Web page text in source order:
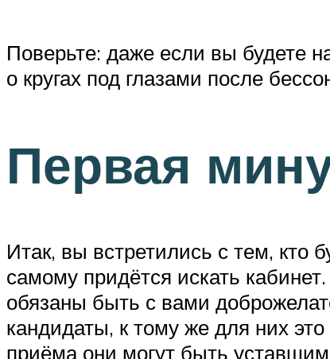
Поверьте: даже если вы будете
о кругах под глазами после
Первая
Итак, вы встретились с тем, кто
самому придётся искать
обязаны быть с вами
кандидаты, к тому же для них
приёма они могут быть